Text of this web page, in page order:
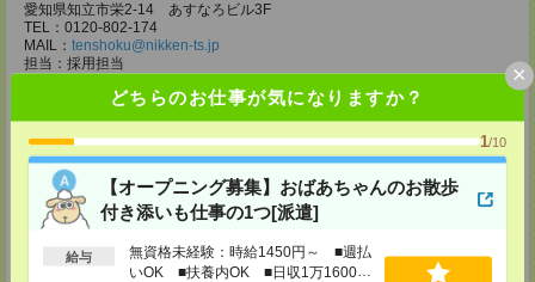
どちらのお仕事が気になりますか？
1/10
【オープニング募集】おばあちゃんのお散歩
付き添いも仕事の1つ[派遣]
給与
無資格未経験：時給1450円～ ■週払
いOK ■扶養内OK ■日収1万1600円
×
愛知県知立市栄2-14 あすなろビル3F
TEL：0120-802-174
MAIL： tenshoku@nikken-ts.jp
担当：採用担当
メディカルケア事業部 名古屋オフィス
愛知県名古屋市西区牛島町2-5 TOMITA.BLD 4階
TEL：0120-455-091
MAIL：tenshoku@nikken-ts.jp
担当：採用担当
登録交通費
★今ならご来社登録でQUOカード2000円分をプレゼント中★